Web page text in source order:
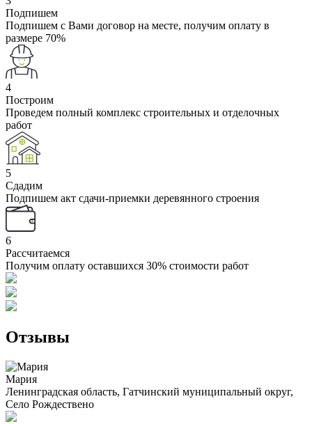
Подпишем
Подпишем с Вами договор на месте, получим оплату в
размере 70%
4
Построим
Проведем полный комплекс строительных и отделочных
работ
5
Сдадим
Подпишем акт сдачи-приемки деревянного строения
6
Рассчитаемся
Получим оплату оставшихся 30% стоимости работ
Отзывы
Мария
Ленинградская область, Гатчинский муниципальный округ,
Село Рождествено